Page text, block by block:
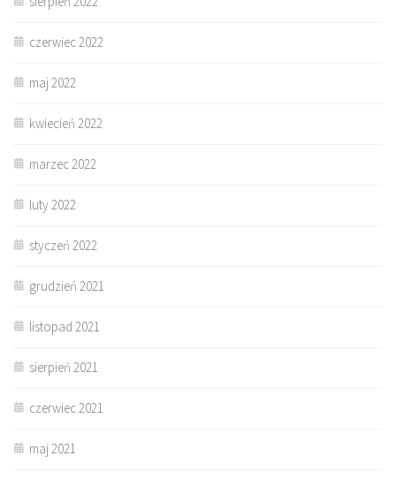
czerwiec 2022
maj 2022
kwiecień 2022
marzec 2022
luty 2022
styczeń 2022
grudzień 2021
listopad 2021
sierpień 2021
czerwiec 2021
maj 2021